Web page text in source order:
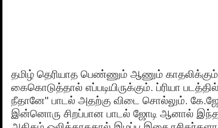
தமிழ் தெரியாத பெண்ணும் ஆணும்
கைகொடுத்தால் எப்படியிருக்கும். ப்ரியா
நீதானே" பாடல் அதற்கு விடை சொல்லும்.
இன்னொரு சிறப்பான பாடல் ஜோடி ஆனால் இந்த